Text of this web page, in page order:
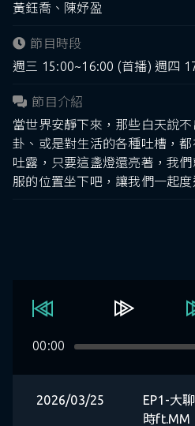
黃鈺喬、陳妤盈
節目時段
週三 15:00~16:00 (首播) 週四
節目介紹
當世界安靜下來，那些白天說
卦、或是對生活的各種吐槽，
吐露，只要這盞燈還亮著，我
服的位置坐下吧，讓我們一起
00:00
2026/03/25
EP1-大
時ft.MM